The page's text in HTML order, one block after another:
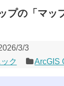
プの「マッ
3/3
ク
ArcGIS